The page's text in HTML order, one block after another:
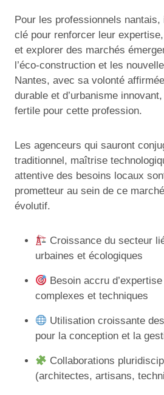
Pour les professionnels nantais,
clé pour renforcer leur
et explorer des marchés
l’éco-construction et les
Nantes, avec sa volonté
durable et d’urbanisme
fertile pour cette profession.
Les agenceurs qui sauront
traditionnel, maîtrise
attentive des besoins locaux
prometteur au sein de ce
évolutif.
Croissance du secteur
urbaines et écologiques
Besoin accru
complexes et techniques
Utilisation croissante
pour la conception et la
Collaborations
(architectes, artisans,